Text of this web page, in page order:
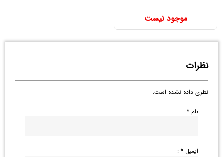
موجود نیست
نظرات
نظری داده نشده است.
نام * :
ایمیل * :